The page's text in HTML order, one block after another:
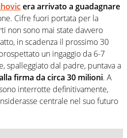
era arrivato a guadagnare
Cifre fuori portata per la
non sono mai state davvero
in scadenza il prossimo 30
un ingaggio da 6-7
spalleggiato dal padre, puntava a
firma da circa 30 milioni. A
interrotte definitivamente,
centrale nel suo futuro